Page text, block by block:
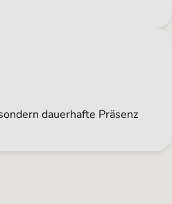
dauerhafte Präsenz